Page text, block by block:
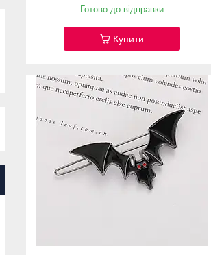
Готово до відправки
Купити